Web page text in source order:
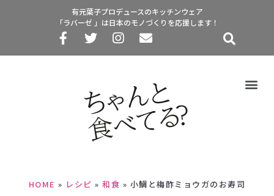
有元葉子プロデュースのキッチンウェア
「ラバーゼ 」は日本のモノづくりを応援します！
HOME » レシピ »和食 » 小鯛と梅酢ミョウガのお寿司